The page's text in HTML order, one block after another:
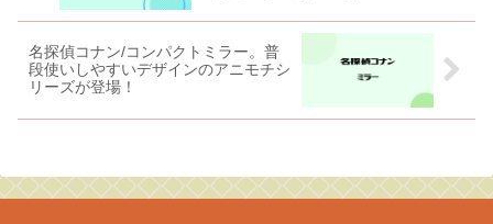
名探偵コナン/コンパクトミラー。普
段使いしやすいデザインのアニモチシ
リーズが登場！